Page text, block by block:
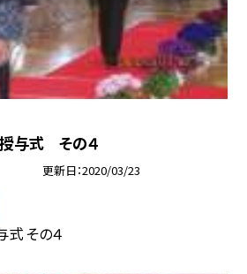
与式 その４
更新日 2020/03/23
式 その４